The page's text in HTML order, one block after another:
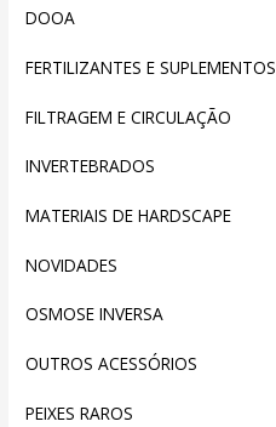
DOOA
FERTILIZANTES E SUPLEMENTOS
FILTRAGEM E CIRCULAÇÃO
INVERTEBRADOS
MATERIAIS DE HARDSCAPE
NOVIDADES
OSMOSE INVERSA
OUTROS ACESSÓRIOS
PEIXES RAROS